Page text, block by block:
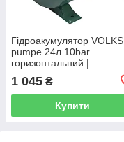
Гідроакумулятор VOLKS
pumpe 24л 10bar
горизонтальний |
1 045 ₴
Купити